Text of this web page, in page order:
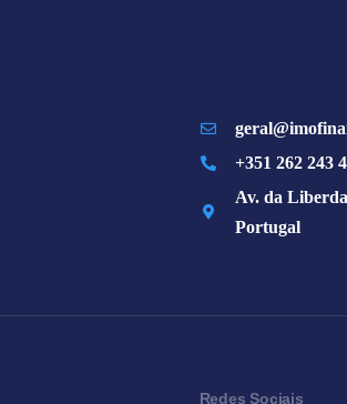
+351 262 243
Av. da
Portugal
Redes Sociais